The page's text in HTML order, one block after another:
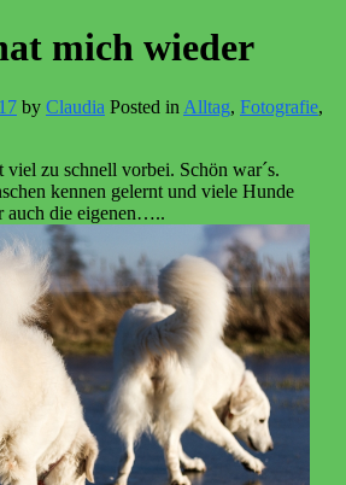
mich wieder
by Claudia Posted in Alltag, Fotografie,
zu schnell vorbei. Schön war´s.
kennen gelernt und viele Hunde
auch die eigenen…..